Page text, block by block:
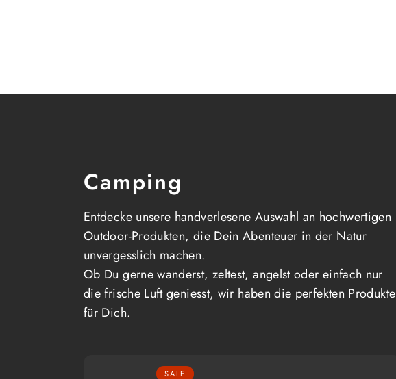
Camping
Entdecke unsere handverlesene Auswahl an hochwertigen
Outdoor-Produkten, die Dein Abenteuer in der Natur
unvergesslich machen.
Ob Du gerne wanderst, zeltest, angelst oder einfach nur
die frische Luft geniesst, wir haben die perfekten Produkte
für Dich.
SALE